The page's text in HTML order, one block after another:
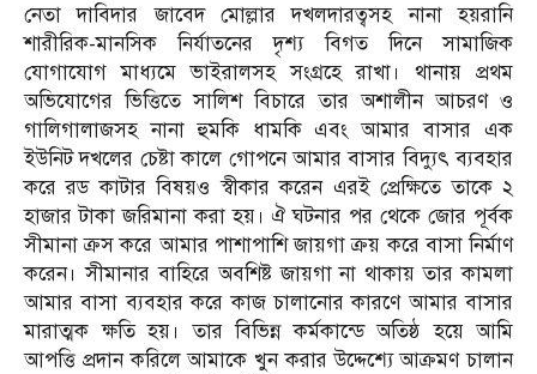
নেতা দাবিদার জাবেদ মোল্লার দখলদারত্বসহ নানা হয়রানি
শারীরিক-মানসিক নির্যাতনের দৃশ্য বিগত দিনে সামাজিক
যোগাযোগ মাধ্যমে ভাইরালসহ সংগ্রহে রাখা। থানায় প্রথম
অভিযোগের ভিত্তিতে সালিশ বিচারে তার অশালীন আচরণ ও
গালিগালাজসহ নানা হুমকি ধামকি এবং আমার বাসার এক
ইউনিট দখলের চেষ্টা কালে গোপনে আমার বাসার বিদ্যুৎ ব্যবহার
করে রড কাটার বিষয়ও স্বীকার করেন এরই প্রেক্ষিতে তাকে ২
হাজার টাকা জরিমানা করা হয়। ঐ ঘটনার পর থেকে জোর পূর্বক
সীমানা ক্রস করে আমার পাশাপাশি জায়গা ক্রয় করে বাসা নির্মাণ
করেন। সীমানার বাহিরে অবশিষ্ট জায়গা না থাকায় তার কামলা
আমার বাসা ব্যবহার করে কাজ চালানোর কারণে আমার বাসার
মারাত্মক ক্ষতি হয়। তার বিভিন্ন কর্মকান্ডে অতিষ্ঠ হয়ে আমি
আপত্তি প্রদান করিলে আমাকে খুন করার উদ্দেশ্যে আক্রমণ চালান